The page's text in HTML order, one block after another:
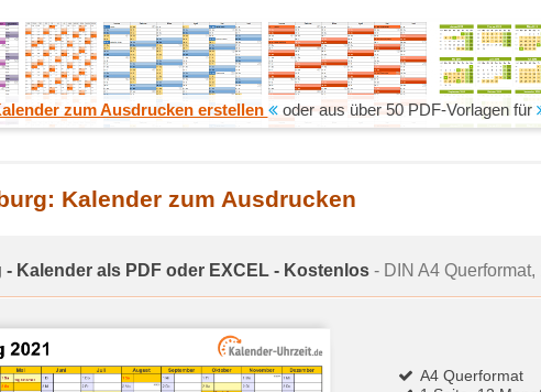
zum Ausdrucken erstellen oder aus über 50 PDF-Vorlagen für
Kalender zum Ausdrucken
- Kalender als PDF oder EXCEL - Kostenlos - DIN A4 Querformat,
A4 Querformat